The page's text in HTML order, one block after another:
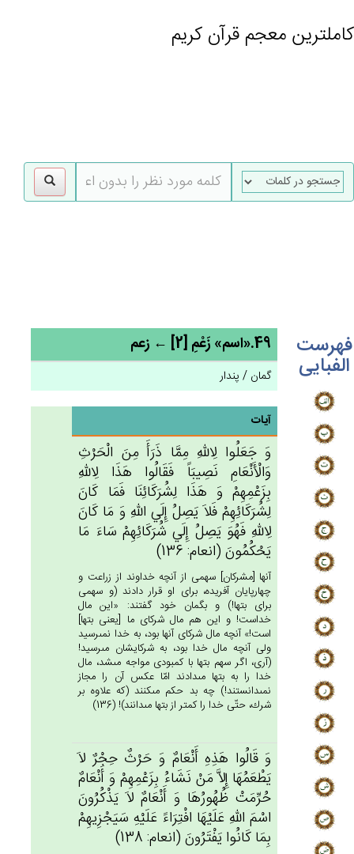
کاملترین معجم قرآن کریم
فهرست
الفبایی
49.«اسم» زَعْمِ [2] ← زعم
گمان / پندار
آیات
وَ جَعَلُوا لِالله‌ِ مِمَّا ذَرَأَ مِن‌َ الْحَرْث‌ِ
وَالْأَنْعَام‌ِ نَصِيبَاً فَقَالُوا هَذَا لِالله‌ِ
بِزَعْمِهِم‌ْ وَ هَذَا لِشُرَكَائِنَا فَمَا كَان‌َ
لِشُرَكَائِهِم‌ْ فَلاَ يَصِل‌ُ إِلَي‌ الله‌ِ وَ مَا كَان‌َ
لِالله‌ِ فَهُوَ يَصِل‌ُ إِلَي‌ شُرَكَائِهِم‌ْ سَاءَ مَا
يَحْكُمُون‌َ (انعام: 136)
آنها [مشركان‏] سهمى از آنچه خداوند از زراعت و
چهارپايان آفريده، براى او قرار دادند (و سهمى
براى بتها!) و بگمان خود گفتند: «اين مال
خداست! و اين هم مال شركاى ما [يعنى بتها]
است!» آنچه مال شركاى آنها بود، به خدا نمى‏رسيد
ولى آنچه مال خدا بود، به شركايشان مى‏رسيد!
(آرى، اگر سهم بتها با كمبودى مواجه مى‏شد، مال
خدا را به بتها مى‏دادند امّا عكس آن را مجاز
نمى‏دانستند!) چه بد حكم مى‏كنند (كه علاوه بر
شرك، حتّى خدا را كمتر از بتها مى‏دانند)! (136)
وَ قَالُوا هَذِه‌ِ أَنْعَام‌ٌ وَ حَرْث‌ٌ حِجْرٌ لاَ
يَطْعَمُهَا إِلاَّ مَنْ‌ نَشَاءُ بِزَعْمِهِم‌ْ وَ أَنْعَام‌ٌ
حُرِّمَت‌ْ ظُهُورُهَا وَ أَنْعَام‌ٌ لاَ يَذْكُرُون‌َ
اسْم‌َ الله‌ِ عَلَيْهَا افْتِرَاءً عَلَيْه‌ِ سَيَجْزِيهِمْ‌
بِمَا كَانُوا يَفْتَرُون‌َ (انعام: 138)